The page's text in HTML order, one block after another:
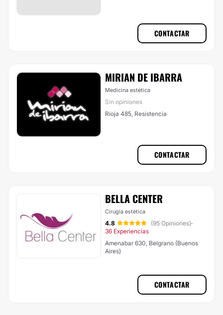
CONTACTAR
MIRIAN DE IBARRA
Medicina estética
Sin opiniones
Rioja 485, Resistencia
CONTACTAR
BELLA CENTER
Cirugía estética
4.8 (95 Opiniones)·
36 Experiencias
Amenabar 630, Belgrano (Buenos
Aires)
CONTACTAR